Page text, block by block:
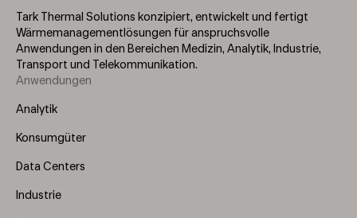
Tark Thermal Solutions konzipiert, entwickelt und fertigt
Wärmemanagementlösungen für anspruchsvolle
Anwendungen in den Bereichen Medizin, Analytik, Industrie,
Transport und Telekommunikation.
Footer
Menu
Anwendungen
Analytik
Konsumgüter
Data Centers
Industrie